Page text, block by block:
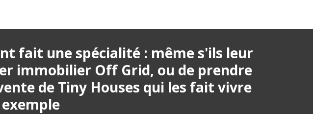
fait une spécialité : même s'ils leur
immobilier Off Grid, ou de prendre
de Tiny Houses qui les fait vivre